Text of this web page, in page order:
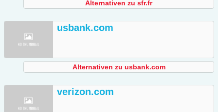
Alternativen zu sfr.fr
usbank.com
Alternativen zu usbank.com
verizon.com